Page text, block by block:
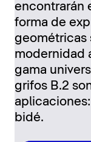
encontrarán
forma de
geométricas
modernidad
gama
grifos B.2
bidé.